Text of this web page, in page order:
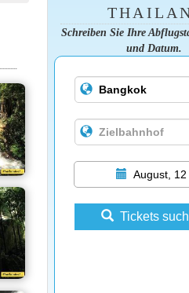
Schreiben Sie Ihre
und Datum.
August, 12
Tickets